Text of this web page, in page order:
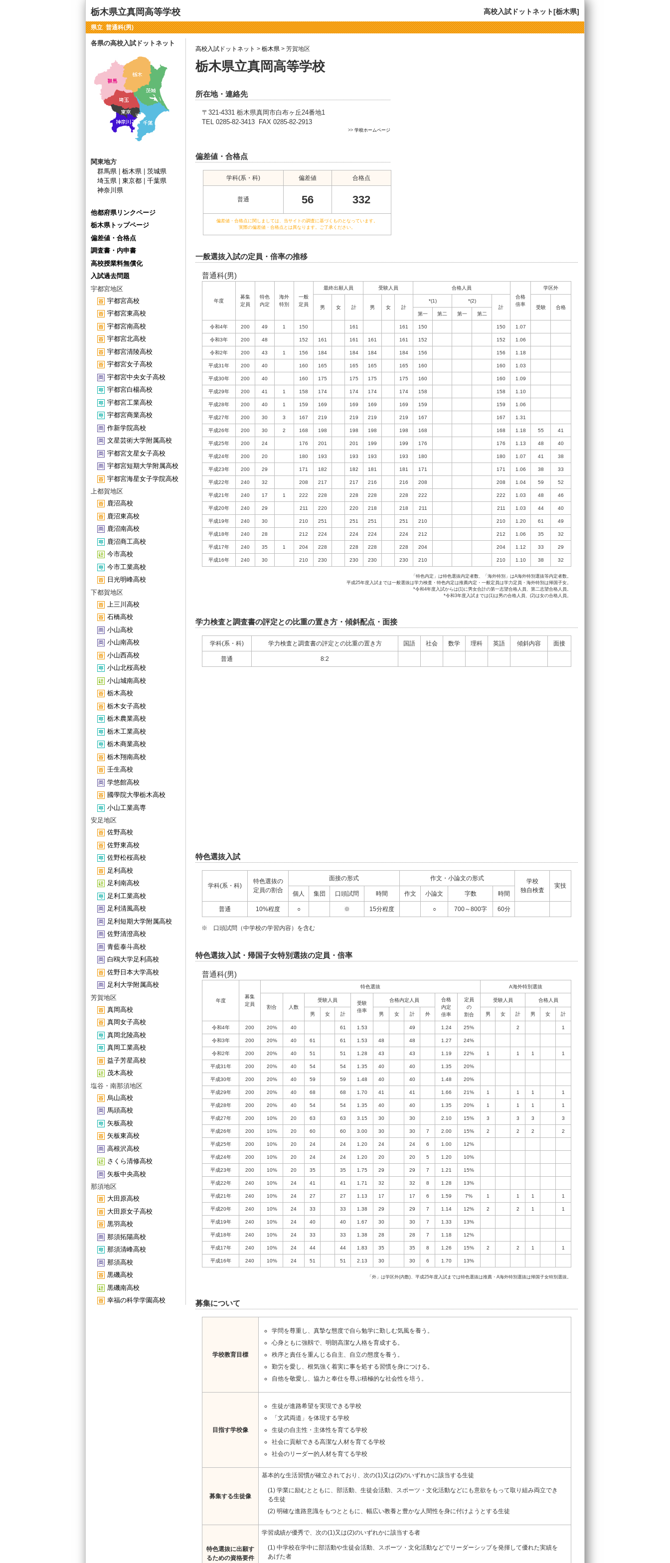
栃木県立真岡高等学校 高校入試ドットネット[栃木県]
県立 普通科(男)
高校入試ドットネット > 栃木県 > 芳賀地区
栃木県立真岡高等学校
所在地・連絡先
〒321-4331 栃木県真岡市白布ヶ丘24番地1
TEL 0285-82-3413 FAX 0285-82-2913
>> 学校ホームページ
偏差値・合格点
学科(系・科) 偏差値 合格点
普通 56 332
偏差値・合格点に関しましては、当サイトの調査に基づくものとなっています。
実際の偏差値・合格点とは異なります。ご了承ください。
一般選抜入試の定員・倍率の推移
普通科(男)
年度
募集
定員
特色
内定
海外
特別
一般
定員
最終出願人員 受験人員
合格人員
合格
倍率
学区外
男 女 計 男 女 計
*(1)
*(2)
計
受験
合格
第一
第二 第一 第二
令和4年 200 49 1 150 161 161 150 150 1.07
令和3年 200 48 152 161 161 161 161 152 152 1.06
令和2年 200 43 1 156 184 184 184 184 156 156 1.18
平成31年 200 40 160 165 165 165 165 160 160 1.03
平成30年 200 40 160 175 175 175 175 160 160 1.09
平成29年 200 41 1 158 174 174 174 174 158 158 1.10
平成28年 200 40 1 159 169 169 169 169 159 159 1.06
平成27年 200 30 3 167 219 219 219 219 167 167 1.31
平成26年 200 30 2 168 198 198 198 198 168 168 1.18 55 41
平成25年 200 24 176 201 201 199 199 176 176 1.13 48 40
平成24年 200 20 180 193 193 193 193 180 180 1.07 41 38
平成23年 200 29 171 182 182 181 181 171 171 1.06 38 33
平成22年 240 32 208 217 217 216 216 208 208 1.04 59 52
平成21年 240 17 1 222 228 228 228 228 222 222 1.03 48 46
平成20年 240 29 211 220 220 218 218 211 211 1.03 44 40
平成19年 240 30 210 251 251 251 251 210 210 1.20 61 49
平成18年 240 28 212 224 224 224 224 212 212 1.06 35 32
平成17年 240 35 1 204 228 228 228 228 204 204 1.12 33 29
平成16年 240 30 210 230 230 230 230 210 210 1.10 38 32
「特色内定」は特色選抜内定者数、「海外特別」はA海外特別選抜等内定者数。
平成25年度入試までは一般選抜は学力検査・特色内定は推薦内定・一般定員は学力定員・海外特別は帰国子女。
*令和4年度入試からは(1)に男女合計の第一志望合格人員、第二志望合格人員。
*令和3年度入試までは(1)は男の合格人員、(2)は女の合格人員。
学力検査と調査書の評定との比重の置き方・傾斜配点・面接
学科(系・科) 学力検査と調査書の評定との比重の置き方 国語 社会 数学 理科 英語 傾斜内容 面接
普通 8:2
特色選抜入試
学科(系・科)
特色選抜の
定員の割合
面接の形式 作文・小論文の形式
学校
独自検査
実技
個人
集団 口頭試問 時間 作文 小論文 字数 時間
普通 10%程度 ○ ※ 15分程度 ○ 700～800字 60分
※ 口頭試問（中学校の学習内容）を含む
特色選抜入試・帰国子女特別選抜の定員・倍率
普通科(男)
年度
募集
定員
特色選抜 A海外特別選抜
割合 人数
受験人員
受験
倍率
合格内定人員
合格
内定
倍率
定員
の
割合
受験人員 合格人員
男 女 計 男 女 計 外 男 女 計 男 女 計
令和4年 200 20% 40 61 1.53 49 1.24 25% 2 1
令和3年 200 20% 40 61 61 1.53 48 48 1.27 24%
令和2年 200 20% 40 51 51 1.28 43 43 1.19 22% 1 1 1 1
平成31年 200 20% 40 54 54 1.35 40 40 1.35 20%
平成30年 200 20% 40 59 59 1.48 40 40 1.48 20%
平成29年 200 20% 40 68 68 1.70 41 41 1.66 21% 1 1 1 1
平成28年 200 20% 40 54 54 1.35 40 40 1.35 20% 1 1 1 1
平成27年 200 10% 20 63 63 3.15 30 30 2.10 15% 3 3 3 3
平成26年 200 10% 20 60 60 3.00 30 30 7 2.00 15% 2 2 2 2
平成25年 200 10% 20 24 24 1.20 24 24 6 1.00 12%
平成24年 200 10% 20 24 24 1.20 20 20 5 1.20 10%
平成23年 200 10% 20 35 35 1.75 29 29 7 1.21 15%
平成22年 240 10% 24 41 41 1.71 32 32 8 1.28 13%
平成21年 240 10% 24 27 27 1.13 17 17 6 1.59 7% 1 1 1 1
平成20年 240 10% 24 33 33 1.38 29 29 7 1.14 12% 2 2 1 1
平成19年 240 10% 24 40 40 1.67 30 30 7 1.33 13%
平成18年 240 10% 24 33 33 1.38 28 28 7 1.18 12%
平成17年 240 10% 24 44 44 1.83 35 35 8 1.26 15% 2 2 1 1
平成16年 240 10% 24 51 51 2.13 30 30 6 1.70 13%
「外」は学区外(内数)、平成25年度入試までは特色選抜は推薦・A海外特別選抜は帰国子女特別選抜。
募集について
学校教育目標
学問を尊重し、真摯な態度で自ら勉学に勤しむ気風を養う。
心身ともに強靱で、明朗高潔な人格を育成する。
秩序と責任を重んじる自主、自立の態度を養う。
勤労を愛し、根気強く着実に事を処する習慣を身につける。
自他を敬愛し、協力と奉仕を尊ぶ積極的な社会性を培う。
目指す学校像
生徒が進路希望を実現できる学校
「文武両道」を体現する学校
生徒の自主性・主体性を育てる学校
社会に貢献できる高潔な人材を育てる学校
社会のリーダー的人材を育てる学校
募集する生徒像
基本的な生活習慣が確立されており、次の(1)又は(2)のいずれかに該当する生徒
(1) 学業に励むとともに、部活動、生徒会活動、スポーツ・文化活動などにも意欲をもって取り組み両立でき
る生徒
(2) 明確な進路意識をもつとともに、幅広い教養と豊かな人間性を身に付けようとする生徒
特色選抜に出願す
るための資格要件
学習成績が優秀で、次の(1)又は(2)のいずれかに該当する者
(1) 中学校在学中に部活動や生徒会活動、スポーツ・文化活動などでリーダーシップを発揮して優れた実績を
あげた者
各県の高校入試ドットネット
関東地方
群馬県
栃木県
茨城県
埼玉県
東京都
千葉県
神奈川県
他都府県リンクページ
栃木県トップページ
偏差値・合格点
調査書・内申書
高校授業料無償化
入試過去問題
宇都宮地区
宇都宮高校
宇都宮東高校
宇都宮南高校
宇都宮北高校
宇都宮清陵高校
宇都宮女子高校
宇都宮中央女子高校
宇都宮白楊高校
宇都宮工業高校
宇都宮商業高校
作新学院高校
文星芸術大学附属高校
宇都宮文星女子高校
宇都宮短期大学附属高校
宇都宮海星女子学院高校
上都賀地区
鹿沼高校
鹿沼東高校
鹿沼南高校
鹿沼商工高校
今市高校
今市工業高校
日光明峰高校
下都賀地区
上三川高校
石橋高校
小山高校
小山南高校
小山西高校
小山北桜高校
小山城南高校
栃木高校
栃木女子高校
栃木農業高校
栃木工業高校
栃木商業高校
栃木翔南高校
壬生高校
学悠館高校
國學院大學栃木高校
小山工業高専
安足地区
佐野高校
佐野東高校
佐野松桜高校
足利高校
足利南高校
足利工業高校
足利清風高校
足利短期大学附属高校
佐野清澄高校
青藍泰斗高校
白鴎大学足利高校
佐野日本大学高校
足利大学附属高校
芳賀地区
真岡高校
真岡女子高校
真岡北陵高校
真岡工業高校
益子芳星高校
茂木高校
塩谷・南那須地区
烏山高校
馬頭高校
矢板高校
矢板東高校
高根沢高校
さくら清修高校
矢板中央高校
那須地区
大田原高校
大田原女子高校
黒羽高校
那須拓陽高校
那須清峰高校
那須高校
黒磯高校
黒磯南高校
幸福の科学学園高校